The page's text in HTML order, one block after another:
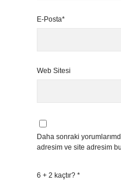
E-Posta*
Web Sitesi
Daha sonraki
adresim ve site adresim
6 + 2 kaçtır? *